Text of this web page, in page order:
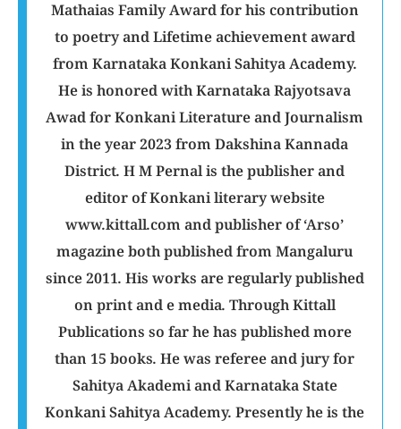
Mathaias Family Award for his contribution
to poetry and Lifetime achievement award
from Karnataka Konkani Sahitya Academy.
He is honored with Karnataka Rajyotsava
Awad for Konkani Literature and Journalism
in the year 2023 from Dakshina Kannada
District. H M Pernal is the publisher and
editor of Konkani literary website
www.kittall.com and publisher of ‘Arso’
magazine both published from Mangaluru
since 2011. His works are regularly published
on print and e media. Through Kittall
Publications so far he has published more
than 15 books. He was referee and jury for
Sahitya Akademi and Karnataka State
Konkani Sahitya Academy. Presently he is the